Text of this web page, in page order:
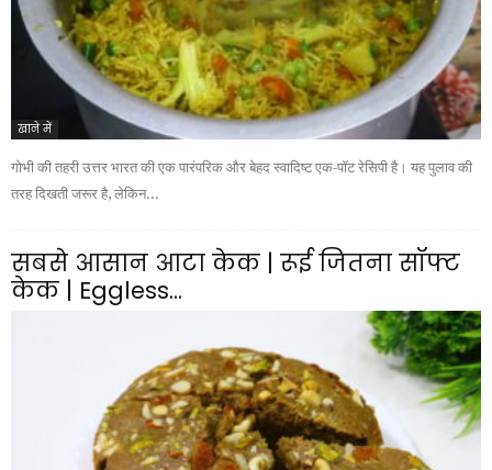
खाने में
गोभी की तहरी उत्तर भारत की एक पारंपरिक और बेहद स्वादिष्ट एक-पॉट रेसिपी है। यह पुलाव की
तरह दिखती जरूर है, लेकिन...
सबसे आसान आटा केक | रूई जितना सॉफ्ट
केक | Eggless...